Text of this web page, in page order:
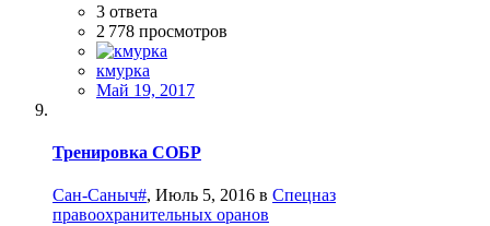
3 ответа
2 778 просмотров
кмурка
Май 19, 2017
Тренировка СОБР
Сан-Саныч#, Июль 5, 2016 в Спецназ
правоохранительных оранов